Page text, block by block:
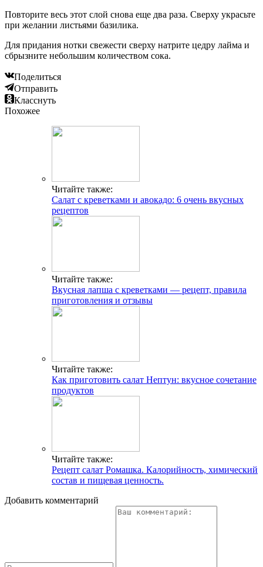
Повторите весь этот слой снова еще два раза. Сверху украсьте
при желании листьями базилика.
Для придания нотки свежести сверху натрите цедру лайма и
сбрызните небольшим количеством сока.
Поделиться
Отправить
Класснуть
Похожее
Читайте также:
Салат с креветками и авокадо: 6 очень вкусных
рецептов
Читайте также:
Вкусная лапша с креветками — рецепт, правила
приготовления и отзывы
Читайте также:
Как приготовить салат Нептун: вкусное сочетание
продуктов
Читайте также:
Рецепт салат Ромашка. Калорийность, химический
состав и пищевая ценность.
Добавить комментарий